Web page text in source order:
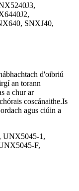
SNXJ40,
d'oibriú
an torann
a chur ar
coscánaithe.Is
agus ciúin a
UNX5045-1,
F,